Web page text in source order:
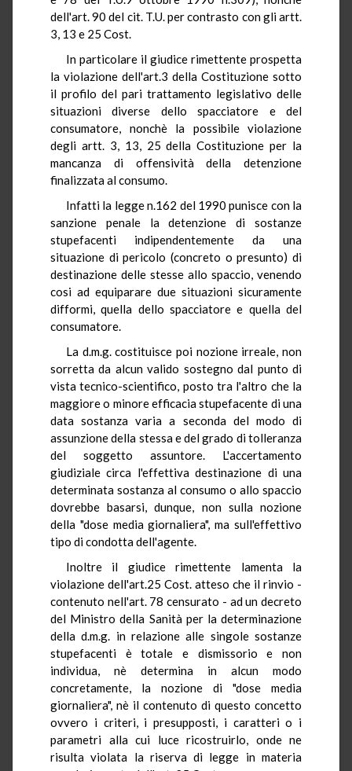
dell'art. 90 del cit. T.U. per contrasto con gli artt.
3, 13 e 25 Cost.
In particolare il giudice rimettente prospetta
la violazione dell'art.3 della Costituzione sotto
il profilo del pari trattamento legislativo delle
situazioni diverse dello spacciatore e del
consumatore, nonchè la possibile violazione
degli artt. 3, 13, 25 della Costituzione per la
mancanza di offensività della detenzione
finalizzata al consumo.
Infatti la legge n.162 del 1990 punisce con la
sanzione penale la detenzione di sostanze
stupefacenti indipendentemente da una
situazione di pericolo (concreto o presunto) di
destinazione delle stesse allo spaccio, venendo
cosi ad equiparare due situazioni sicuramente
difformi, quella dello spacciatore e quella del
consumatore.
La d.m.g. costituisce poi nozione irreale, non
sorretta da alcun valido sostegno dal punto di
vista tecnico-scientifico, posto tra l'altro che la
maggiore o minore efficacia stupefacente di una
data sostanza varia a seconda del modo di
assunzione della stessa e del grado di tolleranza
del soggetto assuntore. L'accertamento
giudiziale circa l'effettiva destinazione di una
determinata sostanza al consumo o allo spaccio
dovrebbe basarsi, dunque, non sulla nozione
della "dose media giornaliera", ma sull'effettivo
tipo di condotta dell'agente.
Inoltre il giudice rimettente lamenta la
violazione dell'art.25 Cost. atteso che il rinvio -
contenuto nell'art. 78 censurato - ad un decreto
del Ministro della Sanità per la determinazione
della d.m.g. in relazione alle singole sostanze
stupefacenti è totale e dismissorio e non
individua, nè determina in alcun modo
concretamente, la nozione di "dose media
giornaliera", nè il contenuto di questo concetto
ovvero i criteri, i presupposti, i caratteri o i
parametri alla cui luce ricostruirlo, onde ne
risulta violata la riserva di legge in materia